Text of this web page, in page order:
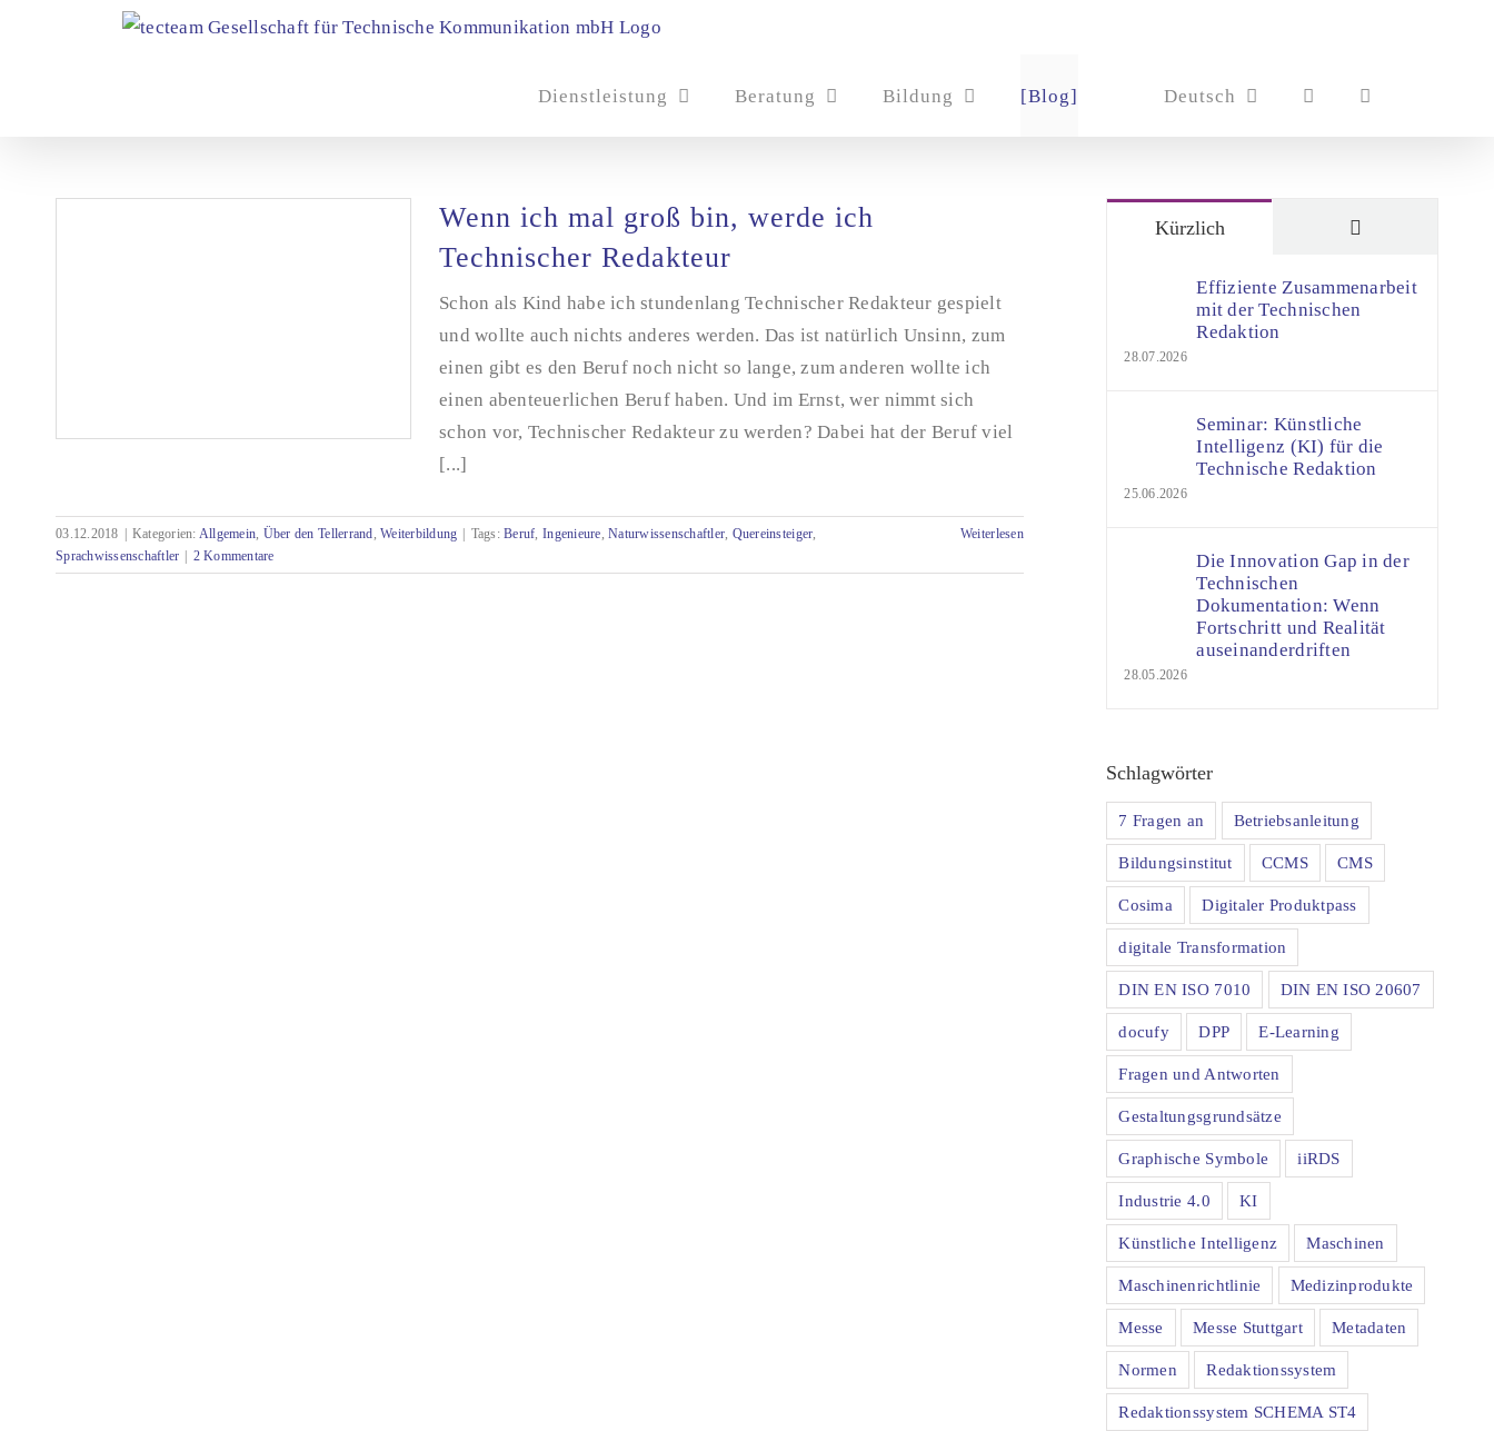
Dienstleistung Beratung Bildung [Blog] Deutsch
Wenn ich mal groß bin, werde ich Technischer
Redakteur
Wenn ich mal groß bin, werde ich
Technischer Redakteur
Schon als Kind habe ich stundenlang Technischer Redakteur gespielt
und wollte auch nichts anderes werden. Das ist natürlich Unsinn, zum
einen gibt es den Beruf noch nicht so lange, zum anderen wollte ich
einen abenteuerlichen Beruf haben. Und im Ernst, wer nimmt sich
schon vor, Technischer Redakteur zu werden? Dabei hat der Beruf viel
[...]
03.12.2018 Kategorien: Allgemein, Über den Tellerrand,Weiterbildung Tags:Beruf, Ingenieure,Naturwissenschaftler, Quereinsteiger,
Sprachwissenschaftler
2 Kommentare
Weiterlesen
Kürzlich
Effiziente Zusammenarbeit
mit der Technischen
Redaktion
28.07.2026
Seminar: Künstliche
Intelligenz (KI) für die
Technische Redaktion
25.06.2026
Die Innovation Gap in der
Technischen
Dokumentation: Wenn
Fortschritt und Realität
auseinanderdriften
28.05.2026
Schlagwörter
7 Fragen an Betriebsanleitung
Bildungsinstitut CCMS CMS
Cosima Digitaler Produktpass
digitale Transformation
DIN EN ISO 7010 DIN EN ISO 20607
docufy DPP E-Learning
Fragen und Antworten
Gestaltungsgrundsätze
Graphische Symbole iiRDS
Industrie 4.0 KI
Künstliche Intelligenz Maschinen
Maschinenrichtlinie Medizinprodukte
Messe Messe Stuttgart Metadaten
Normen Redaktionssystem
Redaktionssystem SCHEMA ST4